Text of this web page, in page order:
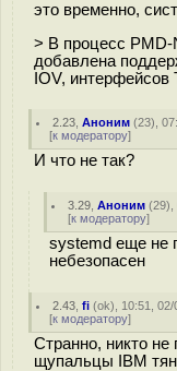
это временно,
> В процесс PMD-
добавлена
IOV, интерфейсов
2.23 ,Аноним (23),
[к модератору]
И что не так?
3.29 ,Аноним (29),
[к модератору]
systemd еще не
небезопасен
2.43 ,fi (ok), 10:51, 02/
[к модератору]
Странно, никто не
щупальцы IBM